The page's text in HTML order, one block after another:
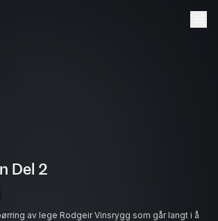
Del 2
av lege Rodgeir Vinsrygg som går langt i å